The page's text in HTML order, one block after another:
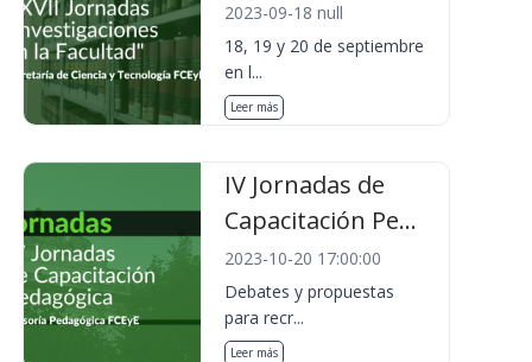
2023-09-18 null
18, 19 y 20 de septiembre
en l...
Leer más
IV Jornadas de
Capacitación Pe...
2023-10-20 17:00:00
Debates y propuestas
para recr...
Leer más